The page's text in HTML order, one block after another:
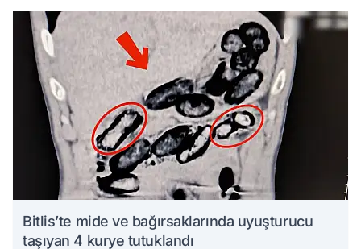
Bitlis’te mide ve bağırsaklarında uyuşturucu
taşıyan 4 kurye tutuklandı